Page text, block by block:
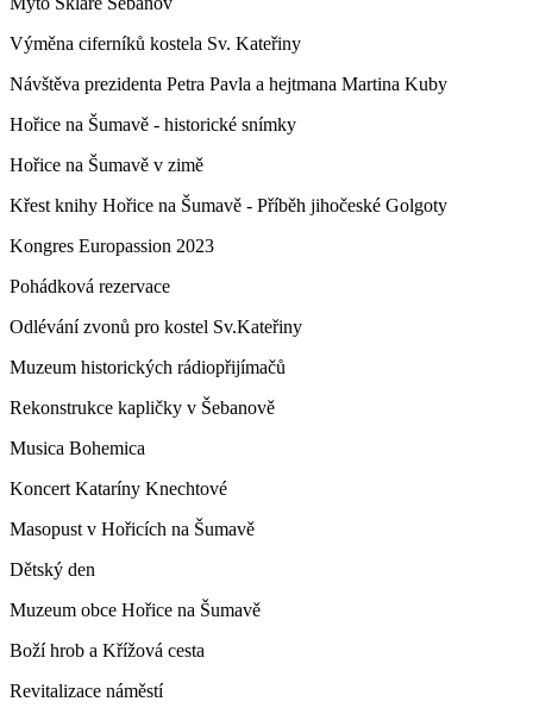
Výměna ciferníků kostela Sv. Kateřiny
Návštěva prezidenta Petra Pavla a hejtmana Martina Kuby
Hořice na Šumavě - historické snímky
Hořice na Šumavě v zimě
Křest knihy Hořice na Šumavě - Příběh jihočeské Golgoty
Kongres Europassion 2023
Pohádková rezervace
Odlévání zvonů pro kostel Sv.Kateřiny
Muzeum historických rádiopřijímačů
Rekonstrukce kapličky v Šebanově
Musica Bohemica
Koncert Kataríny Knechtové
Masopust v Hořicích na Šumavě
Dětský den
Muzeum obce Hořice na Šumavě
Boží hrob a Křížová cesta
Revitalizace náměstí